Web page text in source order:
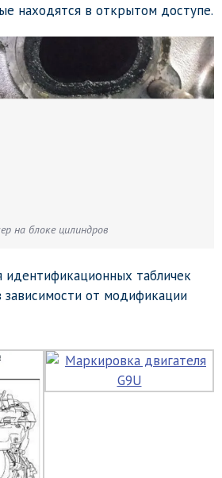
находятся в открытом доступе.
на блоке цилиндров
идентификационных табличек
зависимости от модификации